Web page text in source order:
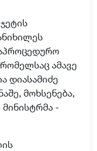
ამავე
დიასამიძე
მოხსენება,
-